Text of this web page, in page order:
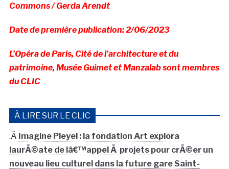
Commons / Gerda Arendt
Date de première publication: 2/06/2023
L’Opéra de Paris, Cité de l’architecture et du
patrimoine, Musée Guimet et Manzalab sont membres
du CLIC
À LIRE SUR LE CLIC
.Â Imagine Pleyel : la fondation Art explora
laurÃ©ate de lâ€™appel Ã projets pour crÃ©er un
nouveau lieu culturel dans la future gare Saint-